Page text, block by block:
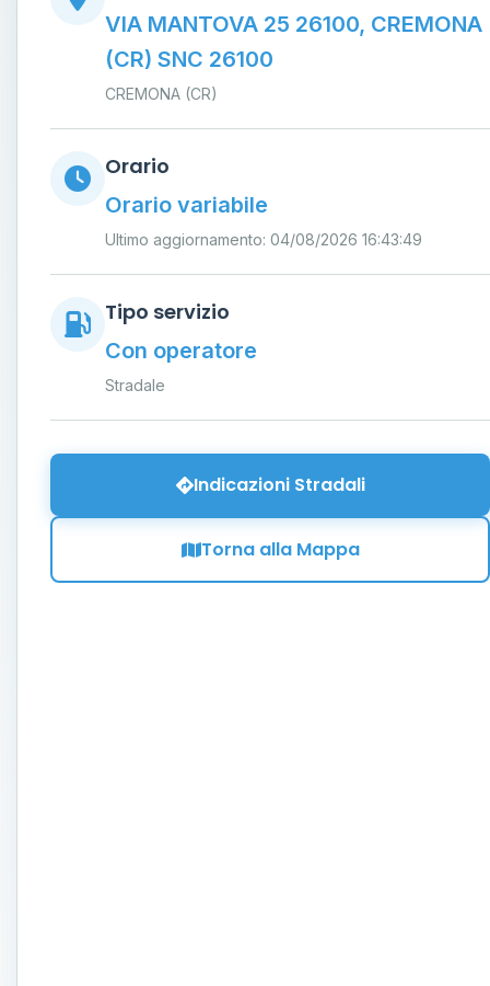
VIA MANTOVA 25 26100, CREMONA
(CR) SNC 26100
CREMONA (CR)
Orario
Orario variabile
Ultimo aggiornamento: 04/08/2026 16:43:49
Tipo servizio
Con operatore
Stradale
Indicazioni Stradali
Torna alla Mappa